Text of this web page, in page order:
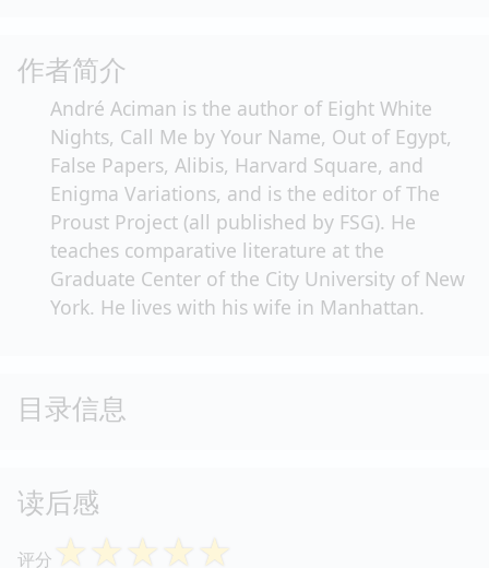
作者简介
André Aciman is the author of Eight White
Nights, Call Me by Your Name, Out of Egypt,
False Papers, Alibis, Harvard Square, and
Enigma Variations, and is the editor of The
Proust Project (all published by FSG). He
teaches comparative literature at the
Graduate Center of the City University of New
York. He lives with his wife in Manhattan.
目录信息
读后感
评分 ☆☆☆☆☆